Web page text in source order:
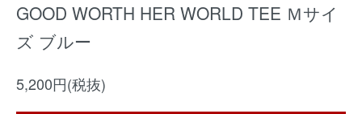
GOOD WORTH HER WORLD TEE Ｍサイ
ズ ブルー
5,200円(税抜)